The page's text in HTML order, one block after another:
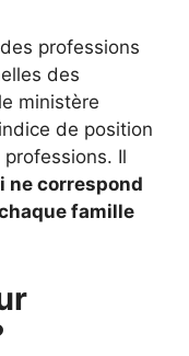
professions
des
ministère
de position
Il
ne correspond
famille